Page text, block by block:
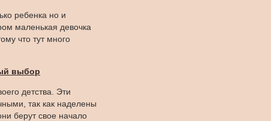
ребенка но и
маленькая девочка
что тут много
выбор
детства. Эти
так как наделены
берут свое начало